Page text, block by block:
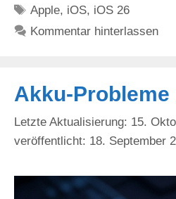
Schlagwörter
Apple, iOS, iOS 26
Kommentar hinterlassen
Akku-Probleme
15.
18. September